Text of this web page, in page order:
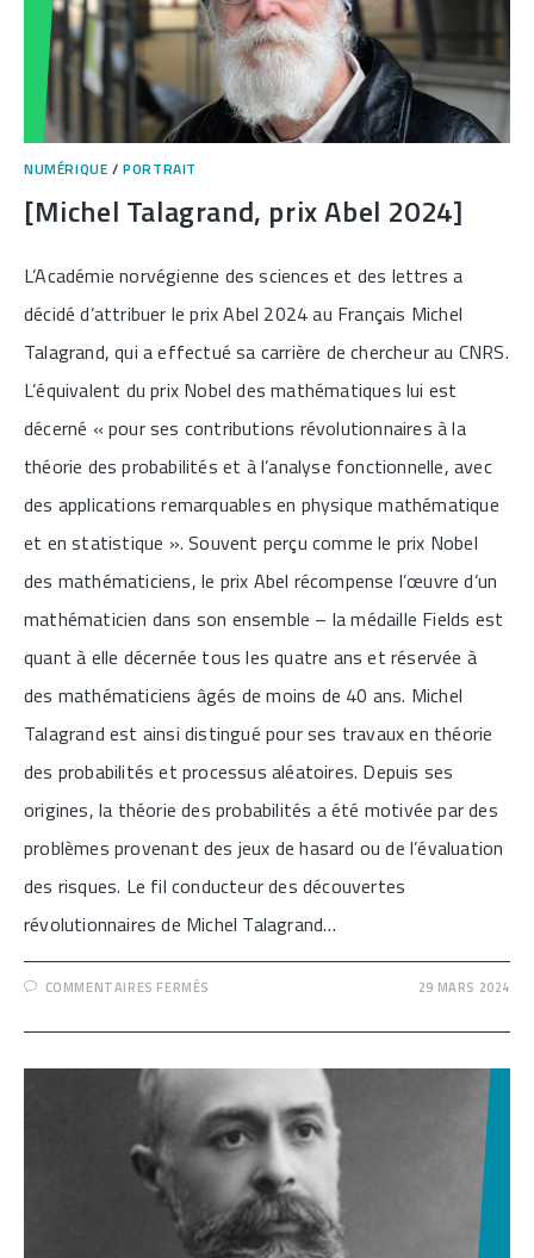
NUMÉRIQUE /PORTRAIT
[Michel Talagrand, prix Abel 2024]
L’Académie norvégienne des sciences et des lettres a
décidé d’attribuer le prix Abel 2024 au Français Michel
Talagrand, qui a effectué sa carrière de chercheur au CNRS.
L’équivalent du prix Nobel des mathématiques lui est
décerné « pour ses contributions révolutionnaires à la
théorie des probabilités et à l’analyse fonctionnelle, avec
des applications remarquables en physique mathématique
et en statistique ». Souvent perçu comme le prix Nobel
des mathématiciens, le prix Abel récompense l’œuvre d’un
mathématicien dans son ensemble – la médaille Fields est
quant à elle décernée tous les quatre ans et réservée à
des mathématiciens âgés de moins de 40 ans. Michel
Talagrand est ainsi distingué pour ses travaux en théorie
des probabilités et processus aléatoires. Depuis ses
origines, la théorie des probabilités a été motivée par des
problèmes provenant des jeux de hasard ou de l’évaluation
des risques. Le fil conducteur des découvertes
révolutionnaires de Michel Talagrand…
COMMENTAIRES FERMÉS
PRIX
2024]
29 MARS 2024